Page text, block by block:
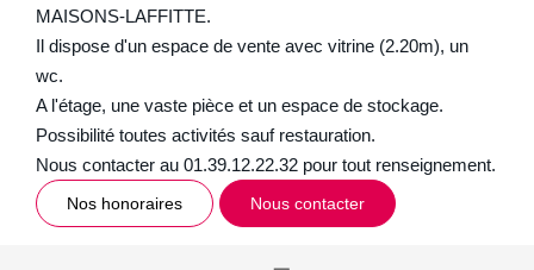
MAISONS-LAFFITTE.
Il dispose d'un espace de vente avec vitrine (2.20m), un
wc.
A l'étage, une vaste pièce et un espace de stockage.
Possibilité toutes activités sauf restauration.
Nous contacter au 01.39.12.22.32 pour tout renseignement.
Nos honoraires Nous contacter